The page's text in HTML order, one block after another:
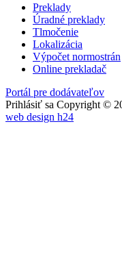
Preklady
Úradné preklady
Tlmočenie
Lokalizácia
Výpočet normostrán
Online prekladač
Portál pre dodávateľov
Prihlásiť sa Copyright ©
web design h24